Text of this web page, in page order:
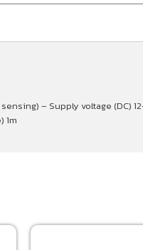
– Supply voltage (DC)
1m